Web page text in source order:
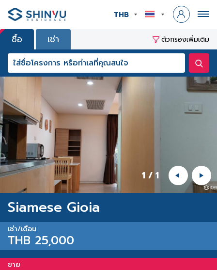
THB
ซื้อ เช่า ตัวกรองเพิ่มเติม
1 / 1
Siamese Gioia
เช่า/เดือน
THB 25,000
ขาย